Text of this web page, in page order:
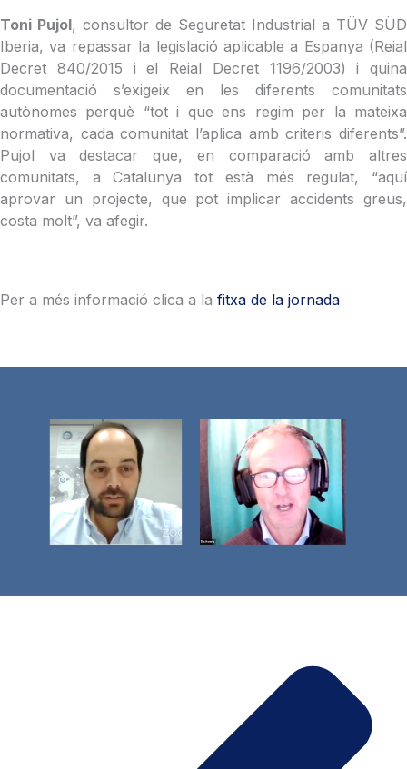
Toni Pujol, consultor de Seguretat Industrial a TÜV SÜD
Iberia, va repassar la legislació aplicable a Espanya (Reial
Decret 840/2015 i el Reial Decret 1196/2003) i quina
documentació s’exigeix en les diferents comunitats
autònomes perquè “tot i que ens regim per la mateixa
normativa, cada comunitat l’aplica amb criteris diferents”.
Pujol va destacar que, en comparació amb altres
comunitats, a Catalunya tot està més regulat, “aquí
aprovar un projecte, que pot implicar accidents greus,
costa molt”, va afegir.
Per a més informació clica a la fitxa de la jornada